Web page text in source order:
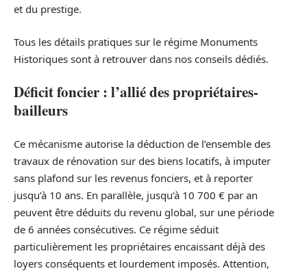
et du prestige.
Tous les détails pratiques sur le régime Monuments
Historiques sont à retrouver dans nos conseils dédiés.
Déficit foncier : l’allié des propriétaires-
bailleurs
Ce mécanisme autorise la déduction de l’ensemble des
travaux de rénovation sur des biens locatifs, à imputer
sans plafond sur les revenus fonciers, et à reporter
jusqu’à 10 ans. En parallèle, jusqu’à 10 700 € par an
peuvent être déduits du revenu global, sur une période
de 6 années consécutives. Ce régime séduit
particulièrement les propriétaires encaissant déjà des
loyers conséquents et lourdement imposés. Attention,